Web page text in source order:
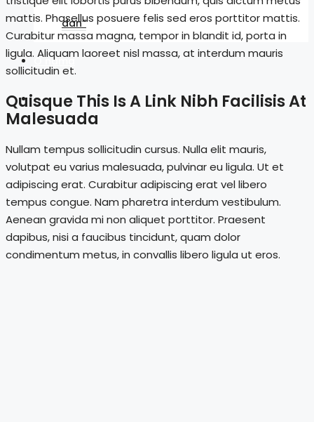
dan”
O nama
Kontakt
mattis. Phasellus posuere felis sed eros porttitor mattis.
Curabitur massa magna, tempor in blandit id, porta in
ligula. Aliquam laoreet nisl massa, at interdum mauris
sollicitudin et.
Quisque This Is A Link Nibh Facilisis At
Malesuada
Nullam tempus sollicitudin cursus. Nulla elit mauris,
volutpat eu varius malesuada, pulvinar eu ligula. Ut et
adipiscing erat. Curabitur adipiscing erat vel libero
tempus congue. Nam pharetra interdum vestibulum.
Aenean gravida mi non aliquet porttitor. Praesent
dapibus, nisi a faucibus tincidunt, quam dolor
condimentum metus, in convallis libero ligula ut eros.